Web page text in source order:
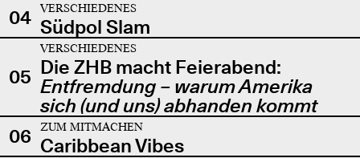
04 VERSCHIEDENES
Südpol Slam
05
VERSCHIEDENES
Die ZHB macht Feierabend:
Entfremdung – warum Amerika
sich (und uns) abhanden kommt
06
ZUM MITMACHEN
Caribbean Vibes